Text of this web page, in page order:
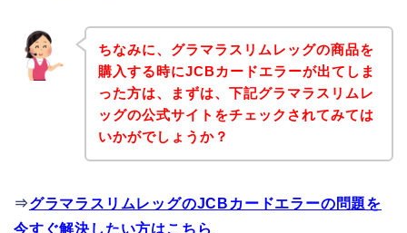
ちなみに、グラマラスリムレッグの商品を
購入する時にJCBカードエラーが出てしま
った方は、まずは、下記グラマラスリムレ
ッグの公式サイトをチェックされてみては
いかがでしょうか？
⇒グラマラスリムレッグのJCBカードエラーの問題を
今すぐ解決したい方はこちら